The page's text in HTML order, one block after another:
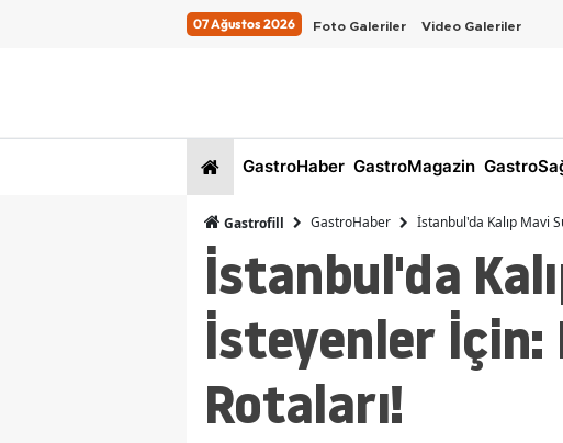
07 Ağustos 2026 Foto Galeriler Video Galeriler
GastroHaber GastroMagazin
Gastrofill GastroHaber İstanbul'da Kalıp Mavi
İstanbul'da
İsteyenler İçin:
Rotaları!